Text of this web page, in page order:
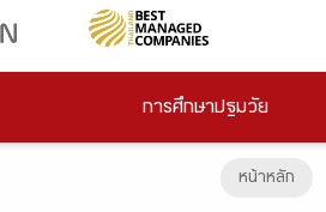
การศึกษาปฐมวัย
หน้าหลัก